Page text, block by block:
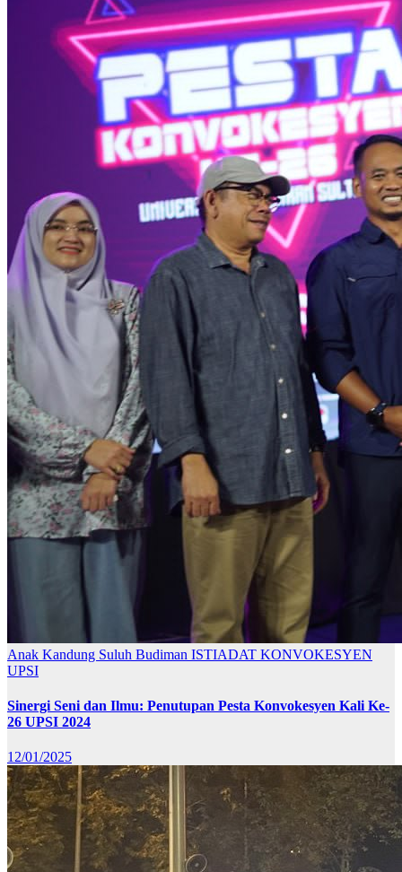
Anak Kandung Suluh Budiman ISTIADAT KONVOKESYEN
UPSI
Sinergi Seni dan Ilmu: Penutupan Pesta Konvokesyen Kali Ke-
26 UPSI 2024
12/01/2025